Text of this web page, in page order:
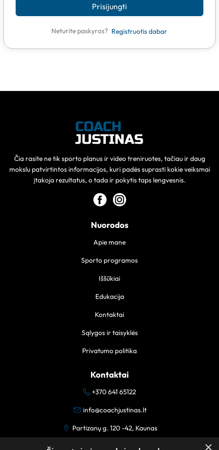
Prisijungti
Neturite paskyros? Registruotis dabar
Čia rasite ne tik sporto planus ir video treniruotes, tačiau ir daug
mokslu patvirtintos informacijos, kuri padės suprasti kokie veiksmai
įtakoja rezultatus, o tada ir pokytis taps lengvesnis.
Nuorodos
Apie mane
Sporto programos
Iššūkiai
Edukacija
Kontaktai
Sąlygos ir taisyklės
Privatumo politika
Kontaktai
+370 641 65122
info@coachjustinas.lt
Partizanų g. 120 -42, Kaunas